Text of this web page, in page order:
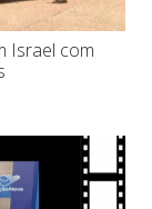
Israel com